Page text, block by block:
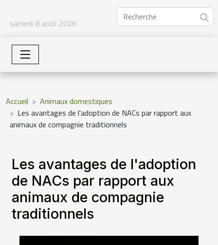
samedi 8 août 2026
Accueil
Animaux domestiques
Les avantages de l'adoption de NACs par rapport aux
animaux de compagnie traditionnels
Les avantages de l'adoption
de NACs par rapport aux
animaux de compagnie
traditionnels